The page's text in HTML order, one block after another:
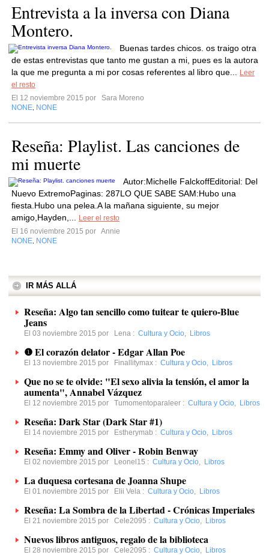
Entrevista a la inversa con Diana
Montero.
Buenas tardes chicos. os traigo otra
de estas entrevistas que tanto me gustan a mi, pues es la autora
la que me pregunta a mi por cosas referentes al libro que...
Leer
el resto
El 12 noviembre 2015 por
Sara Moreno
NONE NONE
Reseña: Playlist. Las canciones de
mi muerte
Autor:Michelle FalckoffEditorial: Del
Nuevo ExtremoPaginas: 287LO QUE SABE SAM:Hubo una
fiesta.Hubo una pelea.A la mañana siguiente, su mejor
amigo,Hayden,...
Leer el resto
El 16 noviembre 2015 por Annie
NONE NONE
IR MÁS ALLÁ
Reseña: Algo tan sencillo como tuitear te quiero-Blue
Jeans
El 03 noviembre 2015 por Lena : Cultura y Ocio, Libros
❶ El corazón delator - Edgar Allan Poe
El 13 noviembre 2015 por Finallitymax : Cultura y Ocio, Libros
Que no se te olvide: "El sexo alivia la tensión, el amor la
aumenta", Annabel Vázquez
El 12 noviembre 2015 por Tumomentoparaleer : Cultura y Ocio, Libros
Reseña: Dark Star (Dark Star #1)
El 14 noviembre 2015 por Estherymab : Cultura y Ocio, Libros
Reseña: Emmy and Oliver - Robin Benway
El 02 noviembre 2015 por Leonel15 : Cultura y Ocio, Libros
La duquesa cortesana de Joanna Shupe
El 01 noviembre 2015 por Elii Vela : Cultura y Ocio, Libros
Reseña: La Sombra de la Libertad - Crónicas Imperiales
El 21 noviembre 2015 por Cele2095 : Cultura y Ocio, Libros
Nuevos libros antiguos, regalo de la biblioteca
El 28 noviembre 2015 por Cele2095 : Cultura y Ocio, Libros